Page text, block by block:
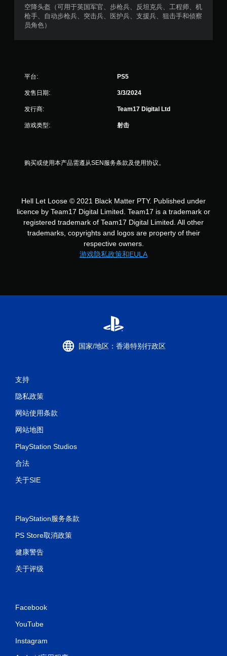
空降头盔（可用于英国军官、步枪兵、反坦克兵、工程师、机
枪手、自动步枪兵、突击兵、医护兵、支援兵、狙击手和侦察
员角色）
平台: PS5
发售日期: 3/3/2024
发行商: Team17 Digital Ltd
游戏类型: 射击
购买或使用本产品需遵从SEN服务条款及使用协议。
Hell Let Loose © 2021 Black Matter PTY. Published under
licence by Team17 Digital Limited. Team17 is a trademark or
registered trademark of Team17 Digital Limited. All other
trademarks, copyrights and logos are property of their
respective owners.
游戏隐私政策和EULA
国家/地区：香港特别行政区
支持
隐私政策
网站使用条款
网站地图
PlayStation Studios
合法
关于SIE
PlayStation服务条款
PS Store取消政策
健康警告
关于评级
Facebook
YouTube
Instagram